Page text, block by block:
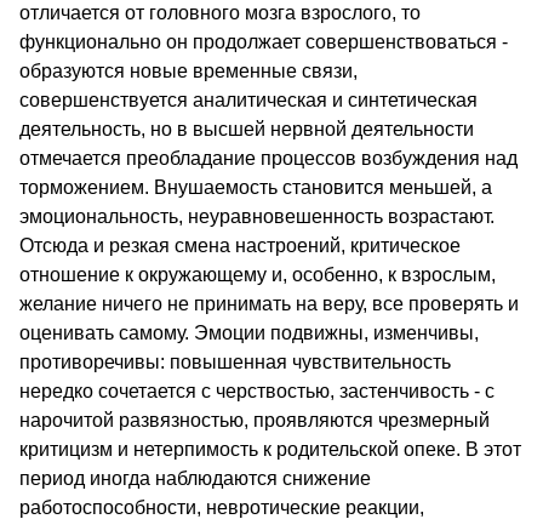
отличается от головного мозга взрослого, то
функционально он продолжает совершенствоваться -
образуются новые временные связи,
совершенствуется аналитическая и синтетическая
деятельность, но в высшей нервной деятельности
отмечается преобладание процессов возбуждения над
торможением. Внушаемость становится меньшей, а
эмоциональность, неуравновешенность возрастают.
Отсюда и резкая смена настроений, критическое
отношение к окружающему и, особенно, к взрослым,
желание ничего не принимать на веру, все проверять и
оценивать самому. Эмоции подвижны, изменчивы,
противоречивы: повышенная чувствительность
нередко сочетается с черствостью, застенчивость - с
нарочитой развязностью, проявляются чрезмерный
критицизм и нетерпимость к родительской опеке. В этот
период иногда наблюдаются снижение
работоспособности, невротические реакции,